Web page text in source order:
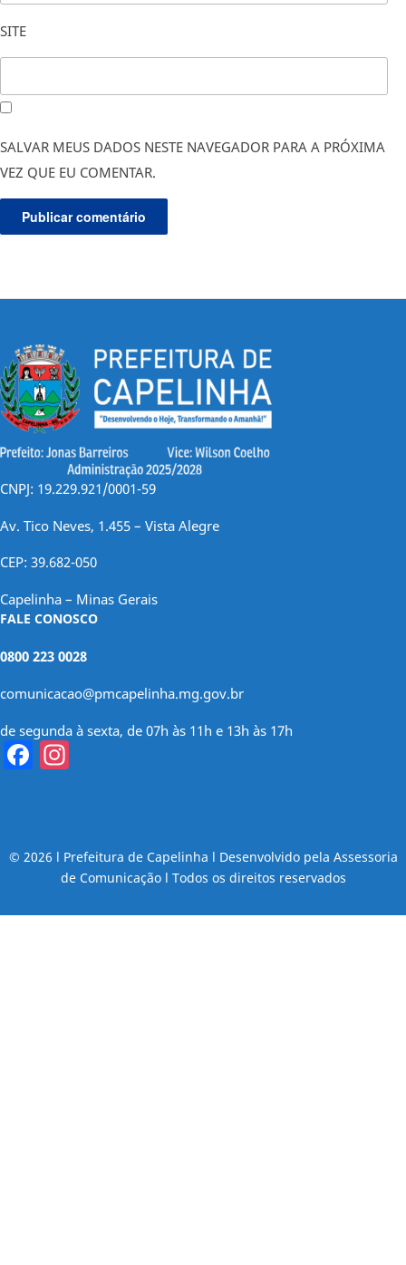
SITE
SALVAR MEUS DADOS NESTE NAVEGADOR PARA A PRÓXIMA
VEZ QUE EU COMENTAR.
CNPJ: 19.229.921/0001-59
Av. Tico Neves, 1.455 – Vista Alegre
CEP: 39.682-050
Capelinha – Minas Gerais
FALE CONOSCO
0800 223 0028
comunicacao@pmcapelinha.mg.gov.br
de segunda à sexta, de 07h às 11h e 13h às 17h
Facebook
© 2026 l Prefeitura de Capelinha l Desenvolvido pela Assessoria
de Comunicação l Todos os direitos reservados